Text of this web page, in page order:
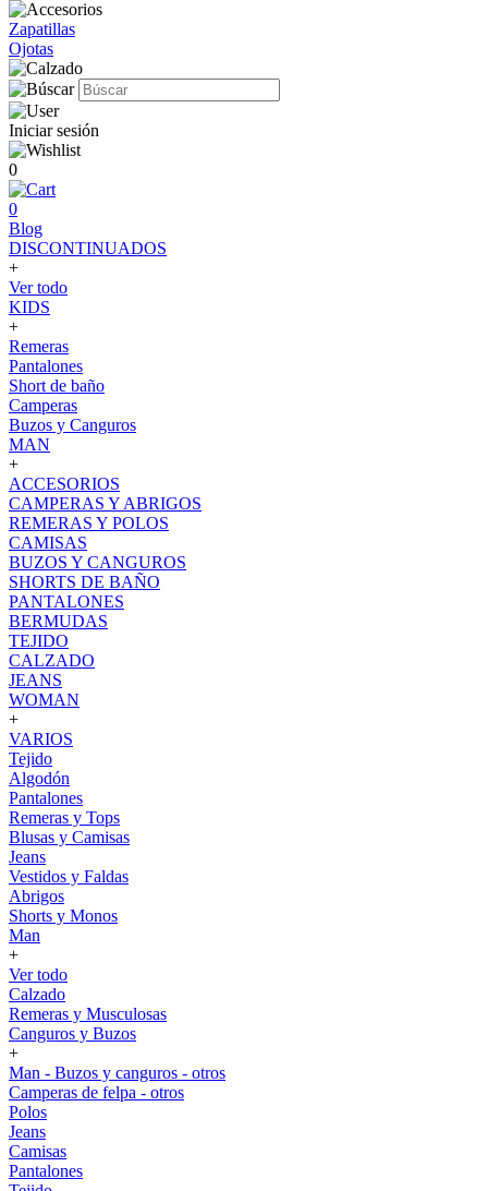
Zapatillas
Ojotas
Iniciar sesión
0
0
Blog
DISCONTINUADOS
+
Ver todo
KIDS
+
Remeras
Pantalones
Short de baño
Camperas
Buzos y Canguros
MAN
+
ACCESORIOS
CAMPERAS Y ABRIGOS
REMERAS Y POLOS
CAMISAS
BUZOS Y CANGUROS
SHORTS DE BAÑO
PANTALONES
BERMUDAS
TEJIDO
CALZADO
JEANS
WOMAN
+
VARIOS
Tejido
Algodón
Pantalones
Remeras y Tops
Blusas y Camisas
Jeans
Vestidos y Faldas
Abrigos
Shorts y Monos
Man
+
Ver todo
Calzado
Remeras y Musculosas
Canguros y Buzos
+
Man - Buzos y canguros - otros
Camperas de felpa - otros
Polos
Jeans
Camisas
Pantalones